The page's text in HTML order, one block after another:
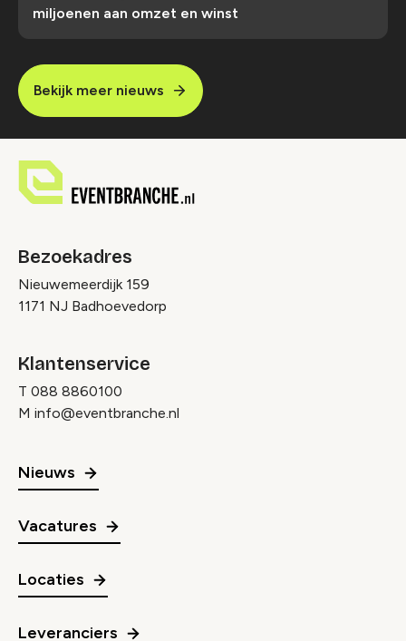
miljoenen aan omzet en winst
Bekijk meer nieuws
Bezoekadres
Nieuwemeerdijk 159
1171 NJ Badhoevedorp
Klantenservice
T 088 8860100
M info@eventbranche.nl
Nieuws
Vacatures
Locaties
Leveranciers